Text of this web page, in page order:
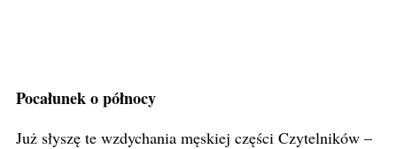
Pocałunek o północy
Już słyszę te wzdychania męskiej części Czytelników –